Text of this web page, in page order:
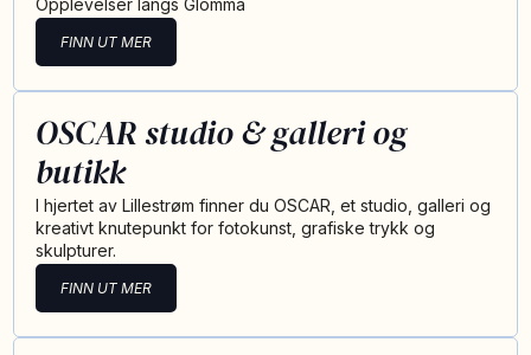
Opplevelser langs Glomma
FINN UT MER
OSCAR studio & galleri og
butikk
I hjertet av Lillestrøm finner du OSCAR, et studio, galleri og
kreativt knutepunkt for fotokunst, grafiske trykk og
skulpturer.
FINN UT MER